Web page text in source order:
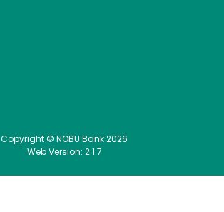
Copyright © NOBU Bank 2026
Web Version: 2.1.7